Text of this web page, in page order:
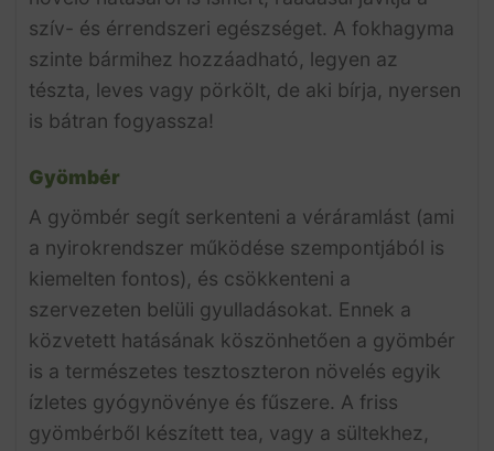
szív- és érrendszeri egészséget. A fokhagyma
szinte bármihez hozzáadható, legyen az
tészta, leves vagy pörkölt, de aki bírja, nyersen
is bátran fogyassza!
Gyömbér
A gyömbér segít serkenteni a véráramlást (ami
a nyirokrendszer működése szempontjából is
kiemelten fontos), és csökkenteni a
szervezeten belüli gyulladásokat. Ennek a
közvetett hatásának köszönhetően a gyömbér
is a természetes tesztoszteron növelés egyik
ízletes gyógynövénye és fűszere. A friss
gyömbérből készített tea, vagy a sültekhez,